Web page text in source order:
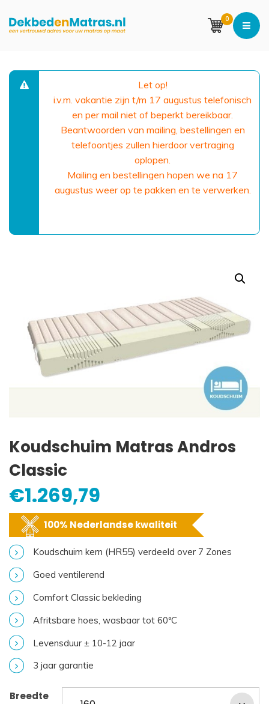
0
Let op!
i.v.m. vakantie zijn t/m 17 augustus telefonisch
en per mail niet of beperkt bereikbaar.
Beantwoorden van mailing, bestellingen en
telefoontjes zullen hierdoor vertraging
oplopen.
Mailing en bestellingen hopen we na 17
augustus weer op te pakken en te verwerken.
Koudschuim Matras Andros
Classic
€1.269,79
100% Nederlandse kwaliteit
Koudschuim kern (HR55) verdeeld over 7 Zones
Goed ventilerend
Comfort Classic bekleding
Afritsbare hoes, wasbaar tot 60ºC
Levensduur ± 10-12 jaar
3 jaar garantie
Breedte